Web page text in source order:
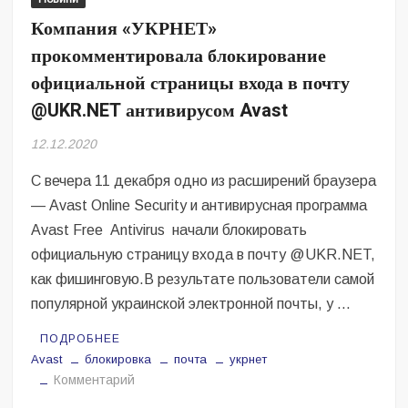
Безугла закликає валити Сирського
Світові бренди одягу та взуття: розвиток ринку та вплив на
сучасну моду
Командувач ВМС Неїжпапа закликав не дестабілізувати ситуацію
Компания «УКРНЕТ»
прокомментировала блокирование
официальной страницы входа в почту
@UKR.NET антивирусом Avast
12.12.2020
С вечера 11 декабря одно из расширений браузера
— Avast Online Security и антивирусная программа
Avast Free Antivirus начали блокировать
официальную страницу входа в почту @UKR.NET,
как фишинговую.В результате пользователи самой
популярной украинской электронной почты, у …
ПОДРОБНЕЕ
Avast блокировка почта укрнет
Комментарий